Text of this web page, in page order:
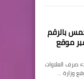
بالرقم
موقع
صرف العلاوات